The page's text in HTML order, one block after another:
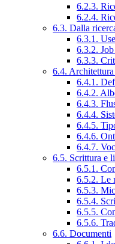
6.2.3.
6.2.4.
6.3. Dalla
6.3.1.
6.3.2.
6.3.3.
6.4.
6.4.1.
6.4.2.
6.4.3.
6.4.4.
6.4.5.
6.4.6.
6.4.7.
6.5. Scrittura e
6.5.1.
6.5.2. Le
6.5.3.
6.5.4.
6.5.5.
6.5.6.
6.6. Documenti